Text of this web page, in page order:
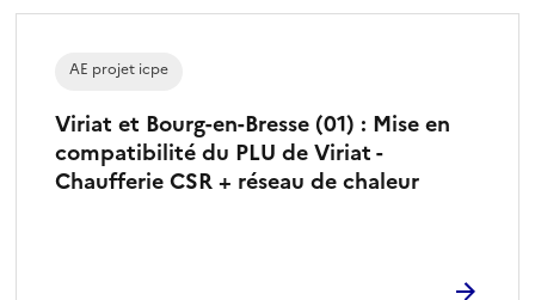
Viriat et Bourg-en-Bresse (01) : Mise en
compatibilité du PLU de Viriat -
Chaufferie CSR + réseau de chaleur
AE projet icpe